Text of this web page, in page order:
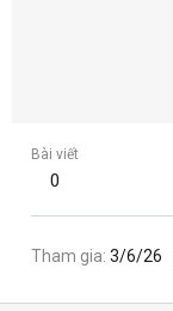
Bài viết
0
Tham gia 3/6/26